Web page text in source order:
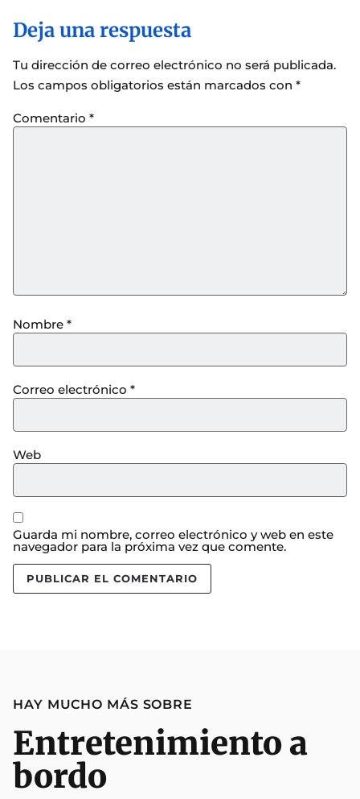
Deja una respuesta
Tu dirección de correo electrónico no será publicada.
Los campos obligatorios están marcados con *
Comentario *
Nombre *
Correo electrónico *
Web
Guarda mi nombre, correo electrónico y web en este
navegador para la próxima vez que comente.
HAY MUCHO MÁS SOBRE
Entretenimiento a
bordo